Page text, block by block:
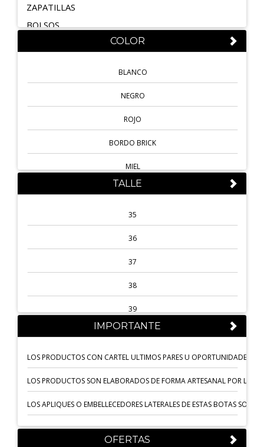
ZAPATILLAS
BOLSOS
ZUECOS
ZUECOS 25/26
ZUECOS ANTERIORES
SANDALIAS
SANDALIAS 25/26
SANDALIAS ANTERIORES
COLOR
BLANCO
NEGRO
ROJO
BORDO BRICK
MIEL
MARRÓN TABACO
TERRA SUELA
MANILA
TAUPE
VERDE
SUELA
GRIS
MARRÓN TABASCO
ROJO PASIÓN
MARRÓN NAIROBI
PETROLEO
TALLE
35
36
37
38
39
40
41
1
S-90 CM
M- 97CM
IMPORTANTE
LOS PRODUCTOS CON CARTEL ULTIMOS PARES U OPORTUNIDADES
LOS PRODUCTOS SON ELABORADOS DE FORMA ARTESANAL POR LO
LOS APLIQUES O EMBELLECEDORES LATERALES DE ESTAS BOTAS SON
OFERTAS